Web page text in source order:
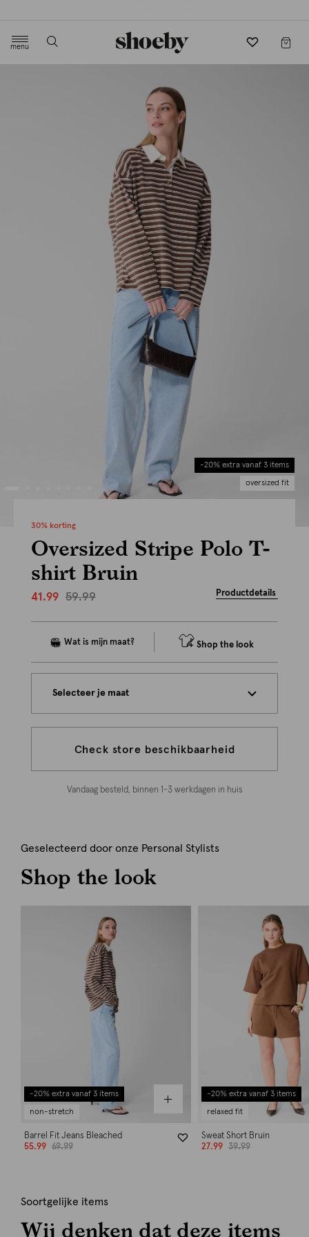
menu
-20% extra vanaf 3 items
oversized fit
30% korting
Oversized Stripe Polo T-
shirt Bruin
41.99 59.99 Productdetails
Shop the look
Selecteer je maat
Check store beschikbaarheid
Vandaag besteld, binnen 1-3 werkdagen in huis
Geselecteerd door onze Personal Stylists
Shop the look
-20% extra vanaf 3 items
non-stretch
Barrel Fit Jeans Bleached
55.99
69.99
-20% extra vanaf 3 items
relaxed fit
Sweat Short Bruin
27.99
39.99
Soortgelijke items
Wij denken dat deze items